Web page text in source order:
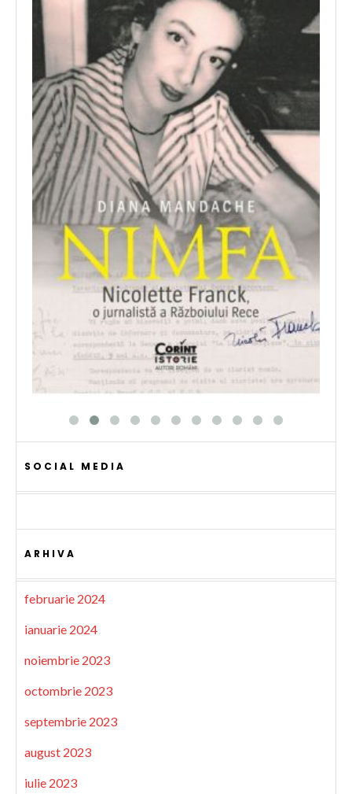
SOCIAL MEDIA
ARHIVA
februarie 2024
ianuarie 2024
noiembrie 2023
octombrie 2023
septembrie 2023
august 2023
iulie 2023